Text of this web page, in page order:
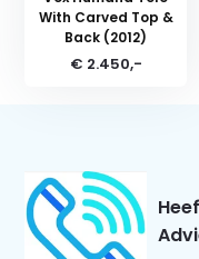
With Carved Top &
Back (2012)
€ 2.450,-